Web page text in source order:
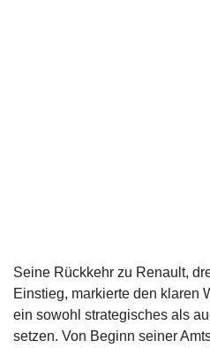
Seine Rückkehr zu Renault,
Einstieg, markierte den klaren
ein sowohl strategisches als
setzen. Von Beginn seiner